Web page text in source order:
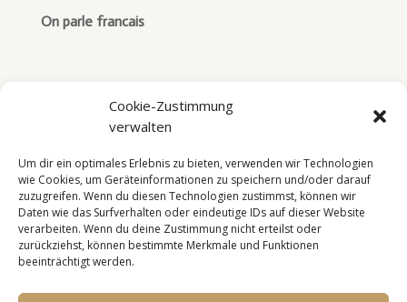
Cookie-Zustimmung
verwalten
Um dir ein optimales Erlebnis zu bieten, verwenden wir Technologien
wie Cookies, um Geräteinformationen zu speichern und/oder darauf
zuzugreifen. Wenn du diesen Technologien zustimmst, können wir
Daten wie das Surfverhalten oder eindeutige IDs auf dieser Website
verarbeiten. Wenn du deine Zustimmung nicht erteilst oder
zurückziehst, können bestimmte Merkmale und Funktionen
beeinträchtigt werden.
On parle francais